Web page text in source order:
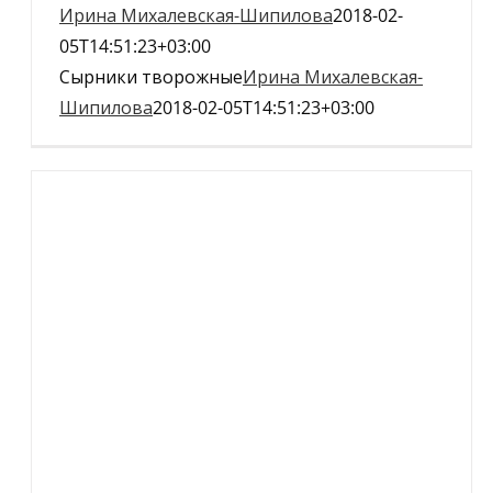
Ирина Михалевская-Шипилова2018-02-
05T14:51:23+03:00
Сырники творожныеИрина Михалевская-
Шипилова2018-02-05T14:51:23+03:00